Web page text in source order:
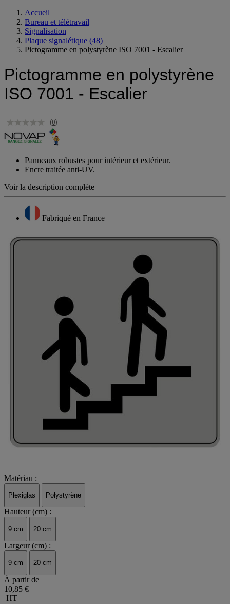
Accueil
Bureau et télétravail
Signalisation
Plaque signalétique (48)
Pictogramme en polystyrène ISO 7001 - Escalier
Pictogramme en polystyrène
ISO 7001 - Escalier
(0)
Panneaux robustes pour intérieur et extérieur.
Encre traitée anti-UV.
Voir la description complète
Fabriqué en France
Matériau :
Plexiglas Polystyrène
Hauteur (cm) :
9 cm 20 cm
Largeur (cm) :
9 cm 20 cm
À partir de
10,85 €
HT